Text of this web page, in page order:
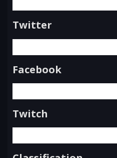
Twitter
Facebook
Twitch